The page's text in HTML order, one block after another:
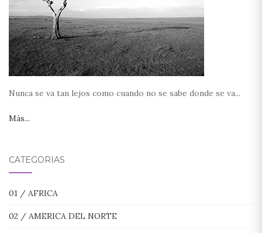
Nunca se va tan lejos como cuando no se sabe donde se va...
Más...
CATEGORÍAS
01 / AFRICA
02 / AMERICA DEL NORTE